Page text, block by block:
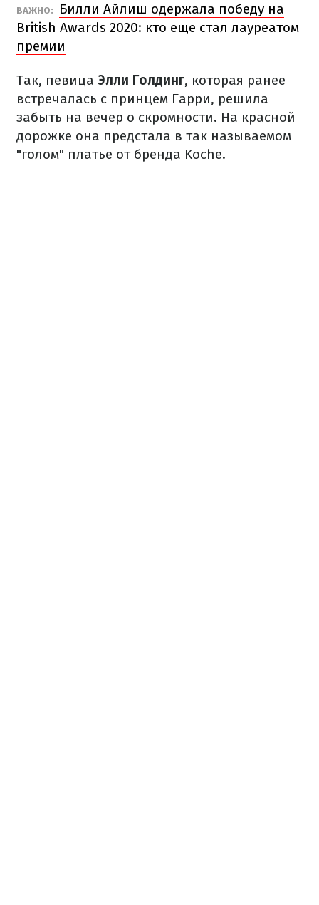
ВАЖНО:
Билли Айлиш одержала победу на
British Awards 2020: кто еще стал лауреатом
премии
Так, певица Элли Голдинг, которая ранее
встречалась с принцем Гарри, решила
забыть на вечер о скромности. На красной
дорожке она предстала в так называемом
"голом" платье от бренда Koche.